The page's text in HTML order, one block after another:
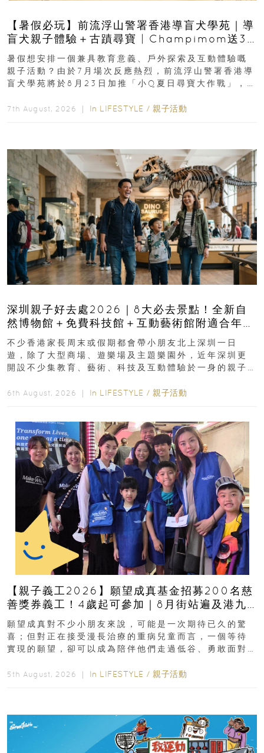
【暑假必玩】前流浮山警署香港導盲犬學苑｜導
盲犬親子體驗＋古蹟尋寶 | Champimom送3
組免費名額
暑假想安排一個兼具教育意義、戶外探索及互動體驗嘅
親子活動？由於7月場次反應熱烈，前流浮山警署香港導
盲犬學苑將於8月23日加推「小Q夏日尋寶大作戰」，家
7th August, 2026 ｜ In LIFESTYLE / 親子活動
深圳親子好去處2026｜8大必去景點！全新自
然博物館＋免費科技館＋互動藝術館附適合年
齡、交通、門票、開放時間
不少香港家長周末或假期都會帶小朋友北上深圳一日
遊，除了大型商場、遊樂場及主題樂園外，近年深圳更
開設不少集教育、藝術、科技及互動體驗於一身的親子
6th August, 2026 ｜ In LIFESTYLE / 親子活動
【親子義工2026】願望成真基金招募200名慈
善獎券義工！4歲起可參加｜8月街站遍及港九
新界
願望成真對不少小朋友來說，可能是一次期待已久的驚
喜；但對正在接受漫長治療的重病兒童而言，一個等待
實現的願望，卻可以成為陪伴他們走過低谷、勇敢面對
5th August, 2026 ｜ In LIFESTYLE / 親子活動